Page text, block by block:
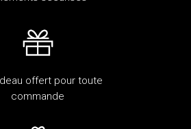
offert pour toute
commande